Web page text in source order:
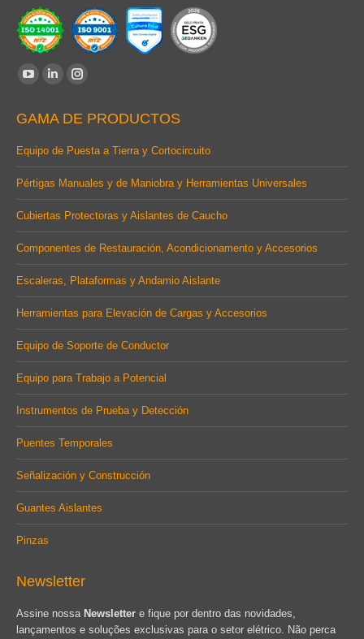
Find us on:
opens
in
window
Linkedin
opens
in
window
Instagram
opens
in
window
GAMA DE PRODUCTOS
Equipo de Puesta a Tierra y Cortocircuito
Pértigas Manuales y de Maniobra y Herramientas Universales
Cubiertas Protectoras y Aislantes de Caucho
Componentes de Restauración, Acondicionamento y Accesorios
Escaleras, Plataformas y Andamio Aislante
Herramientas para Elevación de Cargas y Accesorios
Equipo de Soporte de Conductor
Equipo para Trabajo a Potencial
Instrumentos de Prueba y Detección
Puentes Temporales
Señalización y Construcción
Guantes Aislantes
Pinzas
Newsletter
Assine nossa Newsletter e fique por dentro das novidades,
lançamentos e soluções exclusivas para o setor elétrico. Não perca